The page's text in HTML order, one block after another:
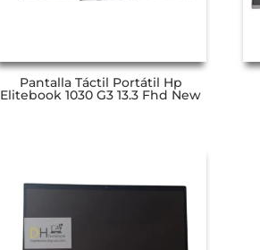
Pantalla Táctil Portátil Hp
Elitebook 1030 G3 13.3 Fhd New